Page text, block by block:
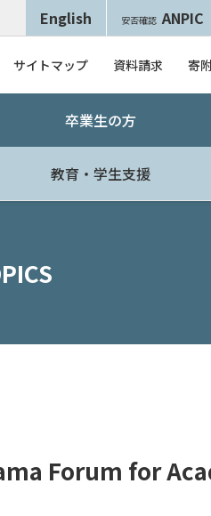
English 安否確認 ANPIC
サイトマップ 資料請求 寄
卒業生の方
教育・学生支援
Forum for